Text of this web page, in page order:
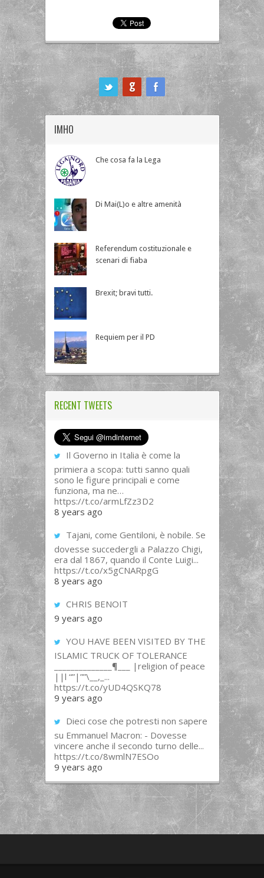
IMHO
Che cosa fa la Lega
Di Mai(L)o e altre amenità
Referendum costituzionale e
scenari di fiaba
Brexit; bravi tutti.
Requiem per il PD
RECENT TWEETS
Il Governo in Italia è come la
primiera a scopa: tutti sanno quali
sono le figure principali e come
funziona, ma ne…
https://t.co/armLfZz3D2
8 years ago
Tajani, come Gentiloni, è nobile. Se
dovesse succedergli a Palazzo Chigi,
era dal 1867, quando il Conte Luigi...
https://t.co/x5gCNARpgG
8 years ago
CHRIS BENOIT
9 years ago
YOU HAVE BEEN VISITED BY THE
ISLAMIC TRUCK OF TOLERANCE
______________¶___ |religion of peace
||l “”|””\__,_...
https://t.co/yUD4QSKQ78
9 years ago
Dieci cose che potresti non sapere
su Emmanuel Macron: - Dovesse
vincere anche il secondo turno delle...
https://t.co/8wmlN7ESOo
9 years ago